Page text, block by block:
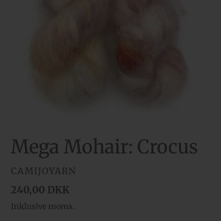
Mega Mohair: Crocus
FORHANDLER
CAMIJOYARN
Normalpris
240,00 DKK
Inklusive moms.